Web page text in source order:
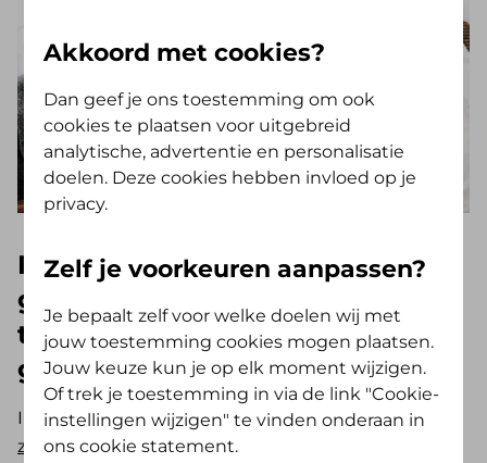
Ik ben niet bij de huisarts
geweest. Waarom worden er
toch huisartskosten
gedeclareerd?
In Mijn De Frieslandkun je eenoverzicht van je
zorgkostenbekijken. Hierin zie je dat De Friesland
Akkoord met cookies?
Dan geef je ons toestemming om ook
cookies te plaatsen voor uitgebreid
analytische, advertentie en personalisatie
doelen. Deze cookies hebben invloed op je
privacy.
Zelf je voorkeuren aanpassen?
Je bepaalt zelf voor welke doelen wij met
jouw toestemming cookies mogen plaatsen.
Jouw keuze kun je op elk moment wijzigen.
Of trek je toestemming in via de link "Cookie-
instellingen wijzigen" te vinden onderaan in
ons cookie statement.